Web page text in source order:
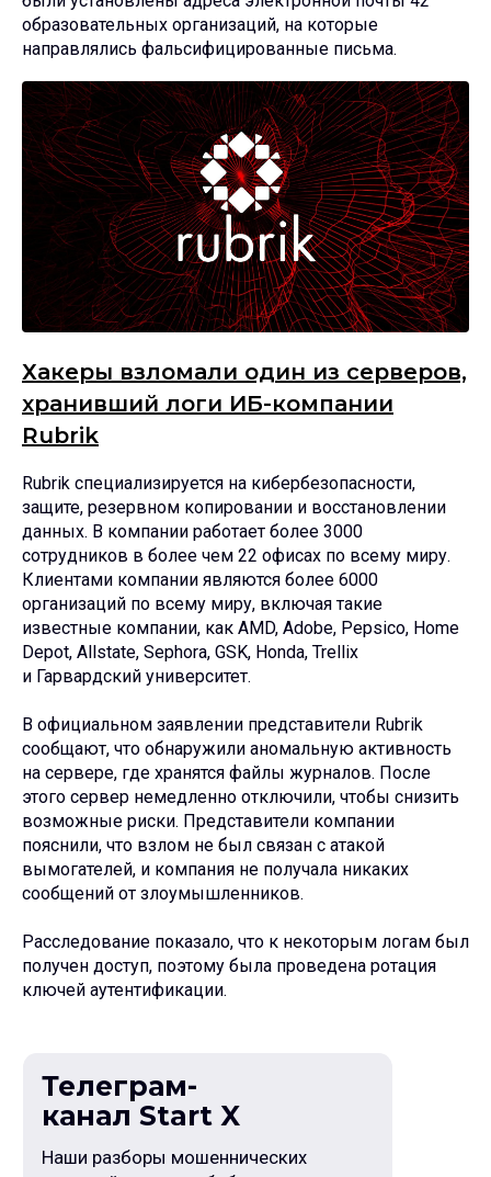
образовательных организаций, на которые
направлялись фальсифицированные письма.
Хакеры взломали один из серверов,
хранивший логи ИБ-компании
Rubrik
Rubrik специализируется на кибербезопасности,
защите, резервном копировании и восстановлении
данных. В компании работает более 3000
сотрудников в более чем 22 офисах по всему миру.
Клиентами компании являются более 6000
организаций по всему миру, включая такие
известные компании, как AMD, Adobe, Pepsico, Home
Depot, Allstate, Sephora, GSK, Honda, Trellix
и Гарвардский университет.
В официальном заявлении представители Rubrik
сообщают, что обнаружили аномальную активность
на сервере, где хранятся файлы журналов. После
этого сервер немедленно отключили, чтобы снизить
возможные риски. Представители компании
пояснили, что взлом не был связан с атакой
вымогателей, и компания не получала никаких
сообщений от злоумышленников.
Расследование показало, что к некоторым логам был
получен доступ, поэтому была проведена ротация
ключей аутентификации.
Телеграм-
канал Start X
Наши разборы мошеннических